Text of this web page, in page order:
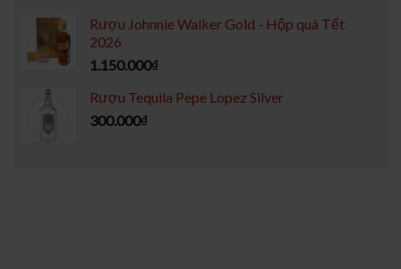
Rượu Johnnie Walker Gold - Hộp quà Tết
2026
1.150.000₫
Rượu Tequila Pepe Lopez Silver
300.000₫